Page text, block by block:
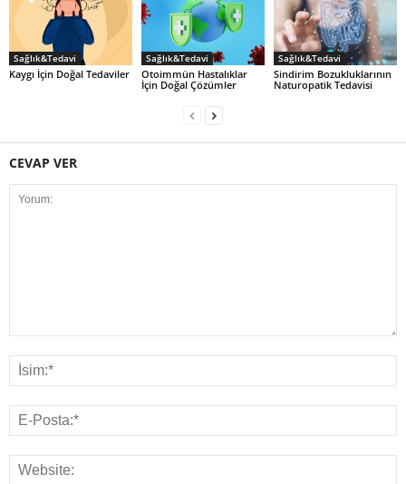
Sağlık&Tedavi
Kaygı İçin Doğal Tedaviler
Sağlık&Tedavi
Otoimmün Hastalıklar
İçin Doğal Çözümler
Sağlık&Tedavi
Sindirim Bozukluklarının
Naturopatik Tedavisi
CEVAP VER